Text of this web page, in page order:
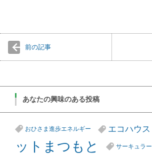
前の記事
あなたの興味のある投稿
おひさま進歩エネルギー エコハウス
ットまつもと
サーキュラー